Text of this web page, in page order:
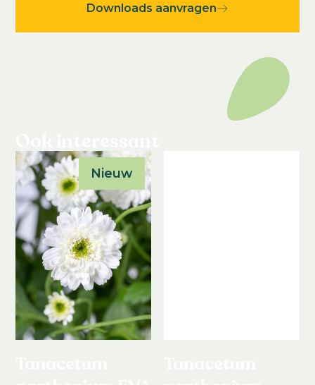
Downloads aanvragen
Nieuw